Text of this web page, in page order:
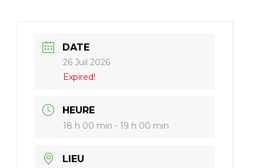
DATE
26 Juil 2026
Expired!
HEURE
18 h 00 min - 19 h 00 min
LIEU